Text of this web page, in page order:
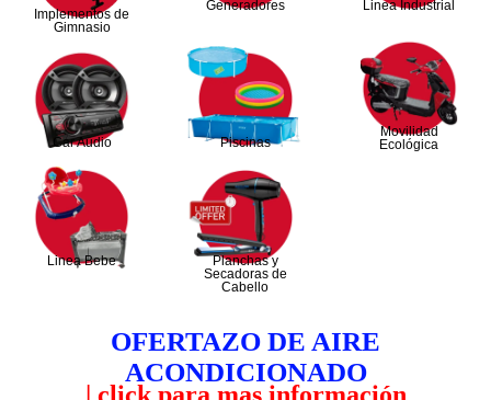
Implementos de
Gimnasio
Generadores Linea Industrial
Car Audio Piscinas
Movilidad
Ecológica
Linea Bebe
Planchas y
Secadoras de
Cabello
| click para mas información